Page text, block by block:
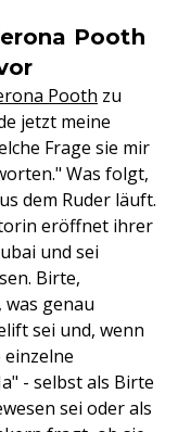
Pooth
Pooth zu
jetzt meine
Frage sie mir
Was folgt,
dem Ruder läuft.
eröffnet ihrer
und sei
Birte,
genau
sei und, wenn
einzelne
- selbst als Birte
sei oder als